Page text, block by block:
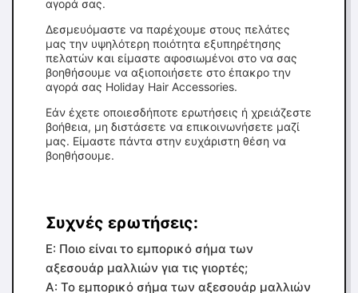
αγορά σας.
Δεσμευόμαστε να παρέχουμε στους πελάτες
μας την υψηλότερη ποιότητα εξυπηρέτησης
πελατών και είμαστε αφοσιωμένοι στο να σας
βοηθήσουμε να αξιοποιήσετε στο έπακρο την
αγορά σας Holiday Hair Accessories.
Εάν έχετε οποιεσδήποτε ερωτήσεις ή χρειάζεστε
βοήθεια, μη διστάσετε να επικοινωνήσετε μαζί
μας. Είμαστε πάντα στην ευχάριστη θέση να
βοηθήσουμε.
Συχνές ερωτήσεις:
Ε: Ποιο είναι το εμπορικό σήμα των
αξεσουάρ μαλλιών για τις γιορτές;
Α: Το εμπορικό σήμα των αξεσουάρ μαλλιών